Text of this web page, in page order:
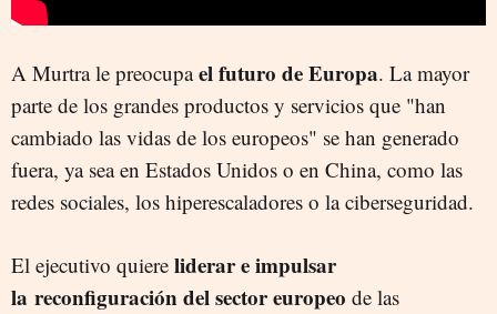
A Murtra le preocupael futuro de Europa. La mayor
parte de los grandes productos y servicios que "han
cambiado las vidas de los europeos" se han generado
fuera, ya sea en Estados Unidos o en China, como las
redes sociales, los hiperescaladores o la ciberseguridad.
El ejecutivo quiere liderar e impulsar
la reconfiguración del sector europeo de las